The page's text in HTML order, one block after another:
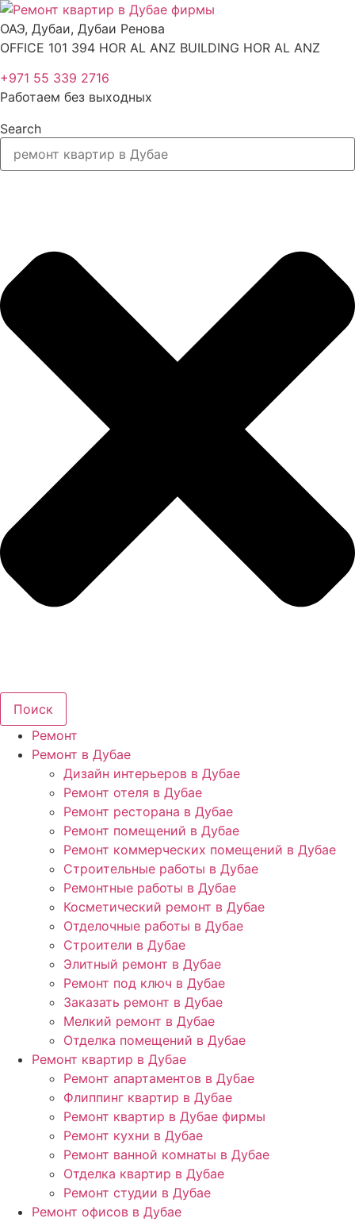
Перейти
к
содержимому
ОАЭ, Дубаи, Дубаи Ренова
OFFICE 101 394 HOR AL ANZ BUILDING HOR AL ANZ
+971 55 339 2716
Работаем без выходных
Search
Поиск
Ремонт
Ремонт в Дубае
Дизайн интерьеров в Дубае
Ремонт отеля в Дубае
Ремонт ресторана в Дубае
Ремонт помещений в Дубае
Ремонт коммерческих помещений в Дубае
Строительные работы в Дубае
Ремонтные работы в Дубае
Косметический ремонт в Дубае
Отделочные работы в Дубае
Строители в Дубае
Элитный ремонт в Дубае
Ремонт под ключ в Дубае
Заказать ремонт в Дубае
Мелкий ремонт в Дубае
Отделка помещений в Дубае
Ремонт квартир в Дубае
Ремонт апартаментов в Дубае
Флиппинг квартир в Дубае
Ремонт квартир в Дубае фирмы
Ремонт кухни в Дубае
Ремонт ванной комнаты в Дубае
Отделка квартир в Дубае
Ремонт студии в Дубае
Ремонт офисов в Дубае